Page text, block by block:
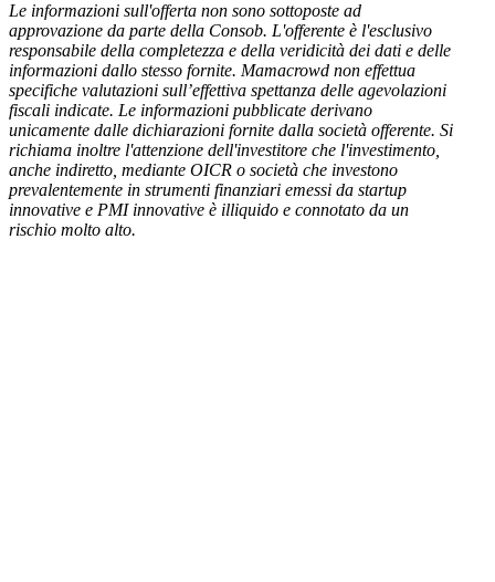
Le informazioni sull'offerta non sono sottoposte ad
approvazione da parte della Consob. L'offerente è l'esclusivo
responsabile della completezza e della veridicità dei dati e delle
informazioni dallo stesso fornite. Mamacrowd non effettua
specifiche valutazioni sull’effettiva spettanza delle agevolazioni
fiscali indicate. Le informazioni pubblicate derivano
unicamente dalle dichiarazioni fornite dalla società offerente. Si
richiama inoltre l'attenzione dell'investitore che l'investimento,
anche indiretto, mediante OICR o società che investono
prevalentemente in strumenti finanziari emessi da startup
innovative e PMI innovative è illiquido e connotato da un
rischio molto alto.